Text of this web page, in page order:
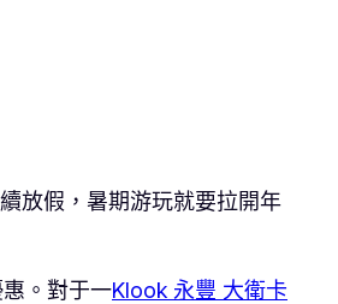
放假，暑期游玩就要拉開年
。對于一Klook 永豐 大衛卡